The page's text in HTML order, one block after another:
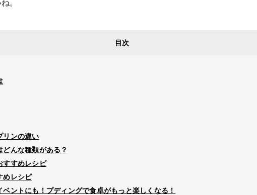
。
目次
リンの違い
どんな種類がある？
すすめレシピ
めレシピ
ベントにも！プディングで食卓がもっと楽しくなる！